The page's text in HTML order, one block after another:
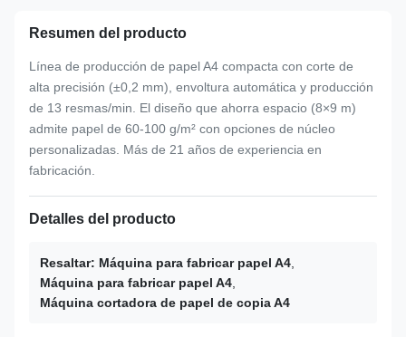
Resumen del producto
Línea de producción de papel A4 compacta con corte de
alta precisión (±0,2 mm), envoltura automática y producción
de 13 resmas/min. El diseño que ahorra espacio (8×9 m)
admite papel de 60-100 g/m² con opciones de núcleo
personalizadas. Más de 21 años de experiencia en
fabricación.
Detalles del producto
Resaltar: Máquina para fabricar papel A4
Máquina para fabricar papel A4
Máquina cortadora de papel de copia A4